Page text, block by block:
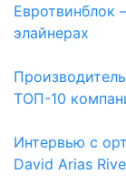
Евротвинблок
элайнерах
ТОП-10
Интервью с
David Arias